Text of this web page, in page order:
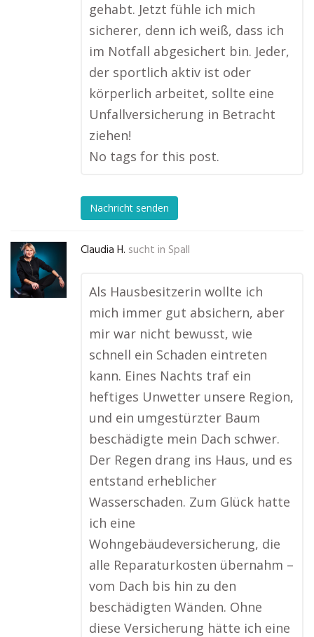
gehabt. Jetzt fühle ich mich
sicherer, denn ich weiß, dass ich
im Notfall abgesichert bin. Jeder,
der sportlich aktiv ist oder
körperlich arbeitet, sollte eine
Unfallversicherung in Betracht
ziehen!
No tags for this post.
Nachricht senden
Claudia H. sucht in Spall
Als Hausbesitzerin wollte ich
mich immer gut absichern, aber
mir war nicht bewusst, wie
schnell ein Schaden eintreten
kann. Eines Nachts traf ein
heftiges Unwetter unsere Region,
und ein umgestürzter Baum
beschädigte mein Dach schwer.
Der Regen drang ins Haus, und es
entstand erheblicher
Wasserschaden. Zum Glück hatte
ich eine
Wohngebäudeversicherung, die
alle Reparaturkosten übernahm –
vom Dach bis hin zu den
beschädigten Wänden. Ohne
diese Versicherung hätte ich eine